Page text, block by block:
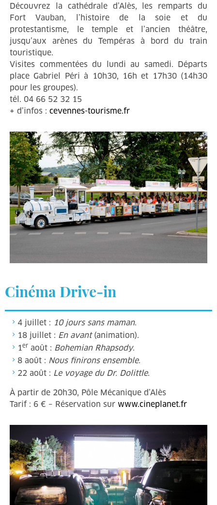
Découvrez la cathédrale d’Alès, les remparts du
Fort Vauban, l’histoire de la soie et du
protestantisme, le temple et l’ancien théâtre,
jusqu’aux arènes du Tempéras à bord du train
touristique.
Visites commentées du lundi au samedi. Départs
place Gabriel Péri à 10h30, 16h et 17h30 (14h30
pour les groupes).
tél. 04 66 52 32 15
+ d’infos : cevennes-tourisme.fr
Cinéma Drive-in
4 juillet : 10 jours sans maman.
18 juillet : En avant(animation).
1er août : Bohemian Rhapsody.
8 août : Nous finirons ensemble.
22 août : Le voyage du Dr. Dolittle.
À partir de 20h30, Pôle Mécanique d’Alès
Tarif : 6 € – Réservation sur www.cineplanet.fr